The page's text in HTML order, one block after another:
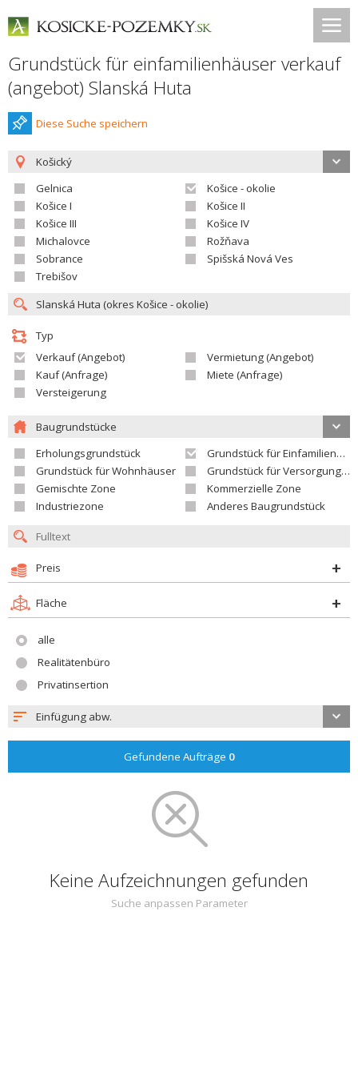
Grundstück für einfamilienhäuser verkauf
(angebot) Slanská Huta
Diese Suche speichern
Košický
Gelnica
Košice - okolie
Košice I
Košice II
Košice III
Košice IV
Michalovce
Rožňava
Sobrance
Spišská Nová Ves
Trebišov
Typ
Verkauf (Angebot)
Vermietung (Angebot)
Kauf (Anfrage)
Miete (Anfrage)
Versteigerung
Baugrundstücke
Erholungsgrundstück
Grundstück für Einfamilienhäuser
Grundstück für Wohnhäuser
Grundstück für Versorgungseinrichtungen
Gemischte Zone
Kommerzielle Zone
Industriezone
Anderes Baugrundstück
Preis
Fläche
alle
Realitätenbüro
Privatinsertion
Einfügung abw.
Gefundene Aufträge 0
Keine Aufzeichnungen gefunden
Suche anpassen Parameter